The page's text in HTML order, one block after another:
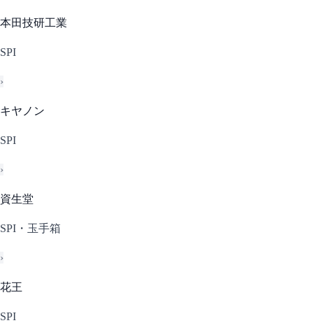
本田技研工業
SPI
›
キヤノン
SPI
›
資生堂
SPI・玉手箱
›
花王
SPI